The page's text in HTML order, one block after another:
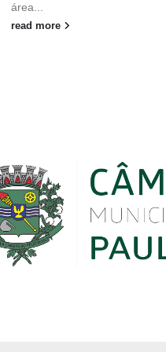
área...
read more